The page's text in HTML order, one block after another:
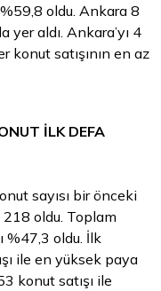
%59,8 oldu. Ankara 8
yer aldı. Ankara’yı 4
konut satışının en az
İLK DEFA
sayısı bir önceki
218 oldu. Toplam
%47,3 oldu. İlk
ile en yüksek paya
konut satışı ile